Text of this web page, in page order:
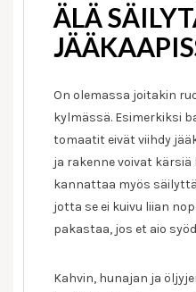
ÄLÄ
On olemassa joitakin
kylmässä. Esimerkiksi
tomaatit eivät viihdy
ja rakenne voivat kärsiä
kannattaa myös
jotta se ei kuivu liian
pakastaa, jos et aio
Kahvin, hunajan ja